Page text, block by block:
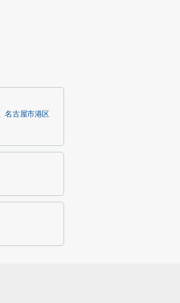
名古屋市港区